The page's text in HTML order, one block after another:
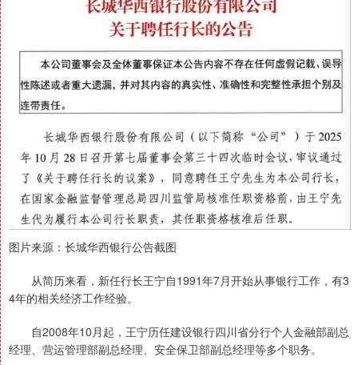
图片来源：长城华西银行公告截图
从简历来看，新任行长王宁自1991年7月开始从事银行工作，有3
4年的相关经济工作经验。
自2008年10月起，王宁历任建设银行四川省分行个人金融部副总
经理、营运管理部副总经理、安全保卫部副总经理等多个职务。